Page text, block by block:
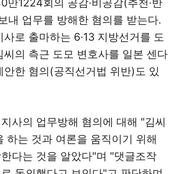
1224회의 공감·비공감(추천·반
내 업무를 방해한 혐의를 받는다.
로 출마하는 6·13 지방선거를 도
씨의 측근 도모 변호사를 일본 센다
안한 혐의(공직선거법 위반)도 있
사의 업무방해 혐의에 대해 "김씨
하는 것과 여론을 움직이기 위해
다는 것을 알았다"며 "댓글조작